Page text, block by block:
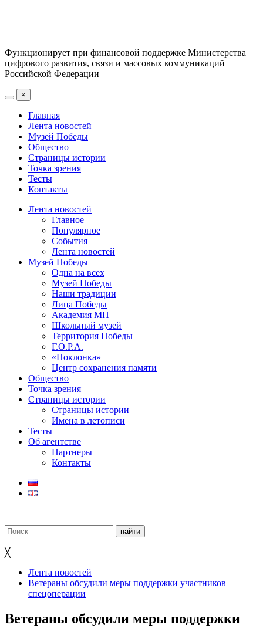
Функционирует при финансовой поддержке Министерства
цифрового развития, связи и массовых коммуникаций
Российской Федерации
×
Главная
Лента новостей
Музей Победы
Общество
Страницы истории
Точка зрения
Тесты
Контакты
Лента новостей
Главное
Популярное
События
Лента новостей
Музей Победы
Одна на всех
Музей Победы
Наши традиции
Лица Победы
Академия МП
Школьный музей
Территория Победы
Г.О.Р.А.
«Поклонка»
Центр сохранения памяти
Общество
Точка зрения
Страницы истории
Страницы истории
Имена в летописи
Тесты
Об агентстве
Партнеры
Контакты
╳
Лента новостей
Ветераны обсудили меры поддержки участников
спецоперации
Ветераны обсудили меры поддержки